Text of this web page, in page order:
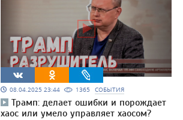
08.04.2025 23:44 1365 СОБЫТИЯ
Трамп: делает ошибки и порождает
хаос или умело управляет хаосом?